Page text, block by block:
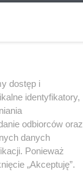
dostęp i
identyfikatory,
odbiorców oraz
danych
Ponieważ
„Akceptuję”.